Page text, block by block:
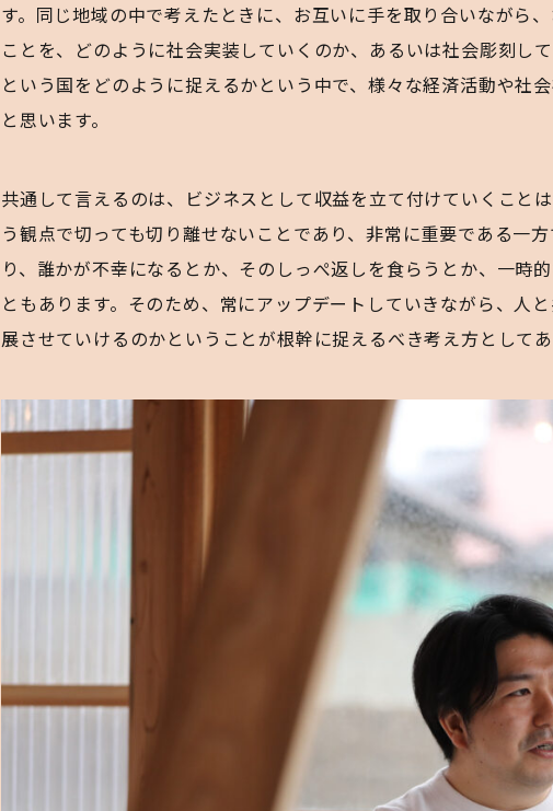
す。同じ地域の中で考えたときに、お互いに手を取り合いながら
ことを、どのように社会実装していくのか、あるいは社会彫刻し
という国をどのように捉えるかという中で、様々な経済活動や社
と思います。
共通して言えるのは、ビジネスとして収益を立て付けていくこと
う観点で切っても切り離せないことであり、非常に重要である一
り、誰かが不幸になるとか、そのしっぺ返しを食らうとか、一時
ともあります。そのため、常にアップデートしていきながら、人
展させていけるのかということが根幹に捉えるべき考え方としてあ